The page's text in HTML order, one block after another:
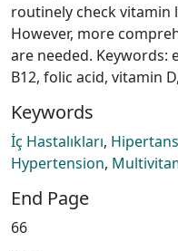
routinely check vitamin
However, more
are needed. Keywords:
B12, folic acid, vitamin
Keywords
İç Hastalıkları,
Hypertension,
End Page
66